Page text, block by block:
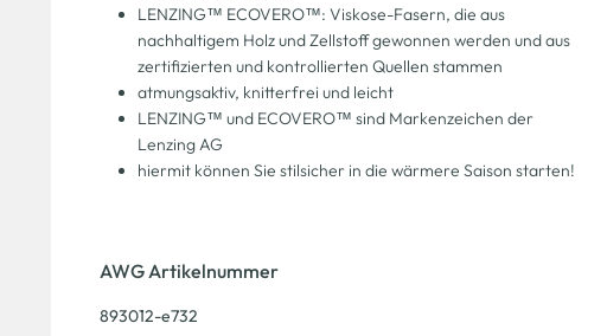
LENZING™ ECOVERO™: Viskose-Fasern, die aus
nachhaltigem Holz und Zellstoff gewonnen werden und aus
zertifizierten und kontrollierten Quellen stammen
atmungsaktiv, knitterfrei und leicht
LENZING™ und ECOVERO™ sind Markenzeichen der
Lenzing AG
hiermit können Sie stilsicher in die wärmere Saison starten!
AWG Artikelnummer
893012-e732